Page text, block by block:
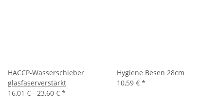
HACCP-Wasserschieber
glasfaserverstärkt
16,01 € - 23,60 € *
Hygiene Besen 28cm
10,59 € *